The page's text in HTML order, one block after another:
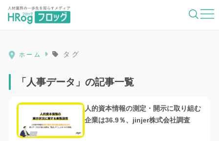
HRog | 人材業界の一歩先を照らすメディ
ホーム タグ
「人事データ」の記事一覧
人的資本情報の測定・開示に取り組む
企業は36.9％、jinjer株式会社調査